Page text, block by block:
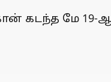
கடந்த மே 19-